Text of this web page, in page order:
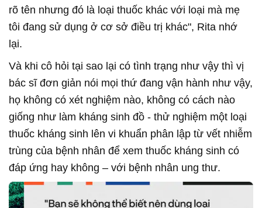
rõ tên nhưng đó là loại thuốc khác với loại mà mẹ
tôi đang sử dụng ở cơ sở điều trị khác", Rita nhớ
lại.
Và khi cô hỏi tại sao lại có tình trạng như vậy thì vị
bác sĩ đơn giản nói mọi thứ đang vận hành như vậy,
họ không có xét nghiệm nào, không có cách nào
giống như làm kháng sinh đồ - thử nghiệm một loại
thuốc kháng sinh lên vi khuẩn phân lập từ vết nhiễm
trùng của bệnh nhân để xem thuốc kháng sinh có
đáp ứng hay không – với bệnh nhân ung thư.